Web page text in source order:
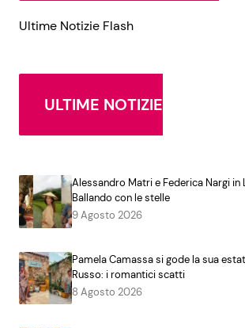
Ultime Notizie Flash
ULTIME NOTIZIE
Alessandro Matri e Federica Nargi in
Ballando con le stelle
9 Agosto 2026
Pamela Camassa si gode la sua
Russo: i romantici scatti
8 Agosto 2026